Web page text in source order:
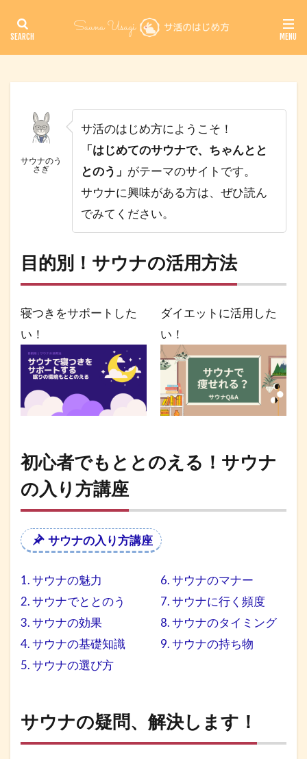
サウナのう
さぎ
サ活のはじめ方にようこそ！
「はじめてのサウナで、ちゃんとと
とのう」 がテーマのサイトです。
サウナに興味がある方は、ぜひ読ん
でみてください。
目的別！サウナの活用方法
寝つきをサポートした
い！
ダイエットに活用した
い！
初心者でもととのえる！サウナ
の入り方講座
サウナの入り方講座
1. サウナの魅力
2. サウナでととのう
3. サウナの効果
4. サウナの基礎知識
5. サウナの選び方
6. サウナのマナー
7. サウナに行く頻度
8. サウナのタイミング
9. サウナの持ち物
サウナの疑問、解決します！